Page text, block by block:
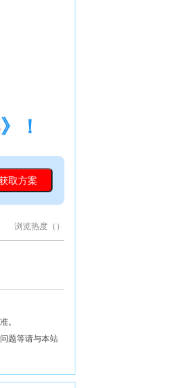
》！
浏览热度（ ）
。
题等请与本站